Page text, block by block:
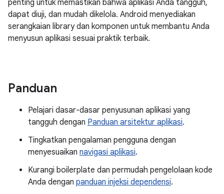
penting untuk memastikan bahwa aplikasi Anda tangguh,
dapat diuji, dan mudah dikelola. Android menyediakan
serangkaian library dan komponen untuk membantu Anda
menyusun aplikasi sesuai praktik terbaik.
Panduan
Pelajari dasar-dasar penyusunan aplikasi yang
tangguh dengan Panduan arsitektur aplikasi.
Tingkatkan pengalaman pengguna dengan
menyesuaikan navigasi aplikasi.
Kurangi boilerplate dan permudah pengelolaan kode
Anda dengan panduan injeksi dependensi.